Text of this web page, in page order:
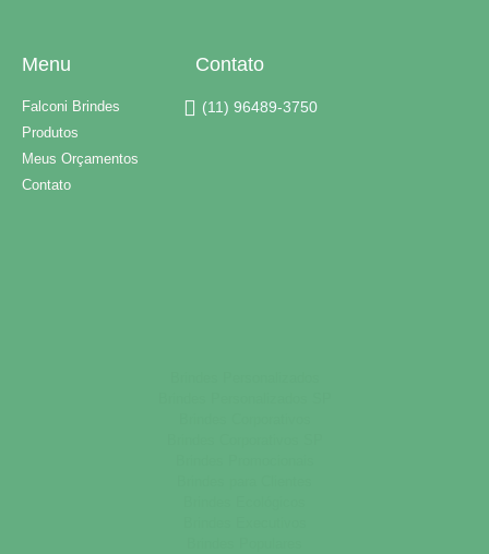
Menu
Falconi Brindes
Produtos
Meus Orçamentos
Contato
Contato
(11) 96489-3750